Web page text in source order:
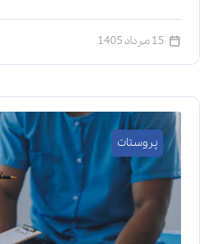
15 مرداد 1405
پروستات